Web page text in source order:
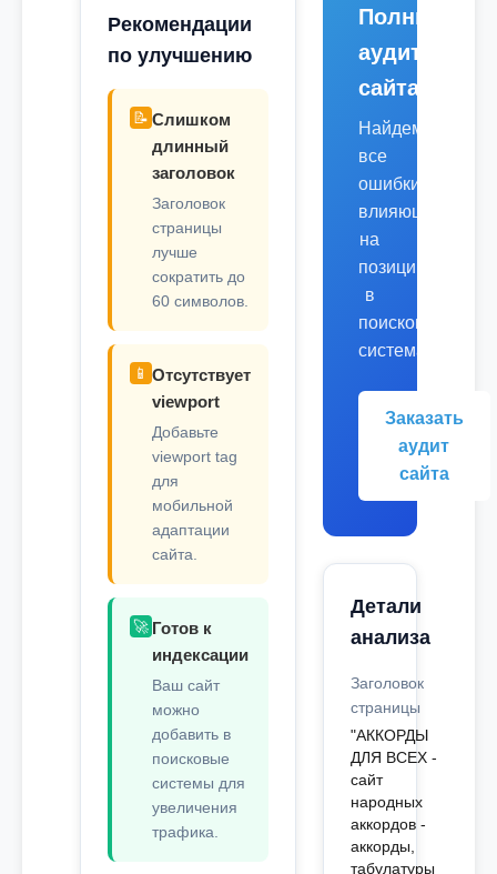
Рекомендации
по улучшению
📝 Слишком
длинный
заголовок
Заголовок
страницы
лучше
сократить до
60 символов.
📱 Отсутствует
viewport
Добавьте
viewport tag
для
мобильной
адаптации
сайта.
🚀 Готов к
индексации
Ваш сайт
можно
добавить в
поисковые
системы для
увеличения
трафика.
Полный
аудит
сайта
Найдем
все
ошибки,
влияющие
на
позиции
в
поисковых
системах.
Заказать
аудит
сайта
Детали
анализа
Заголовок
страницы
"АККОРДЫ
ДЛЯ ВСЕХ -
сайт
народных
аккордов -
аккорды,
табулатуры